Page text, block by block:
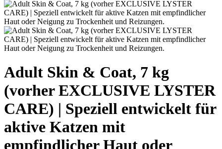
Adult Skin & Coat, 7 kg
(vorher EXCLUSIVE LYSTER
CARE) | Speziell entwickelt für
aktive Katzen mit
empfindlicher Haut oder